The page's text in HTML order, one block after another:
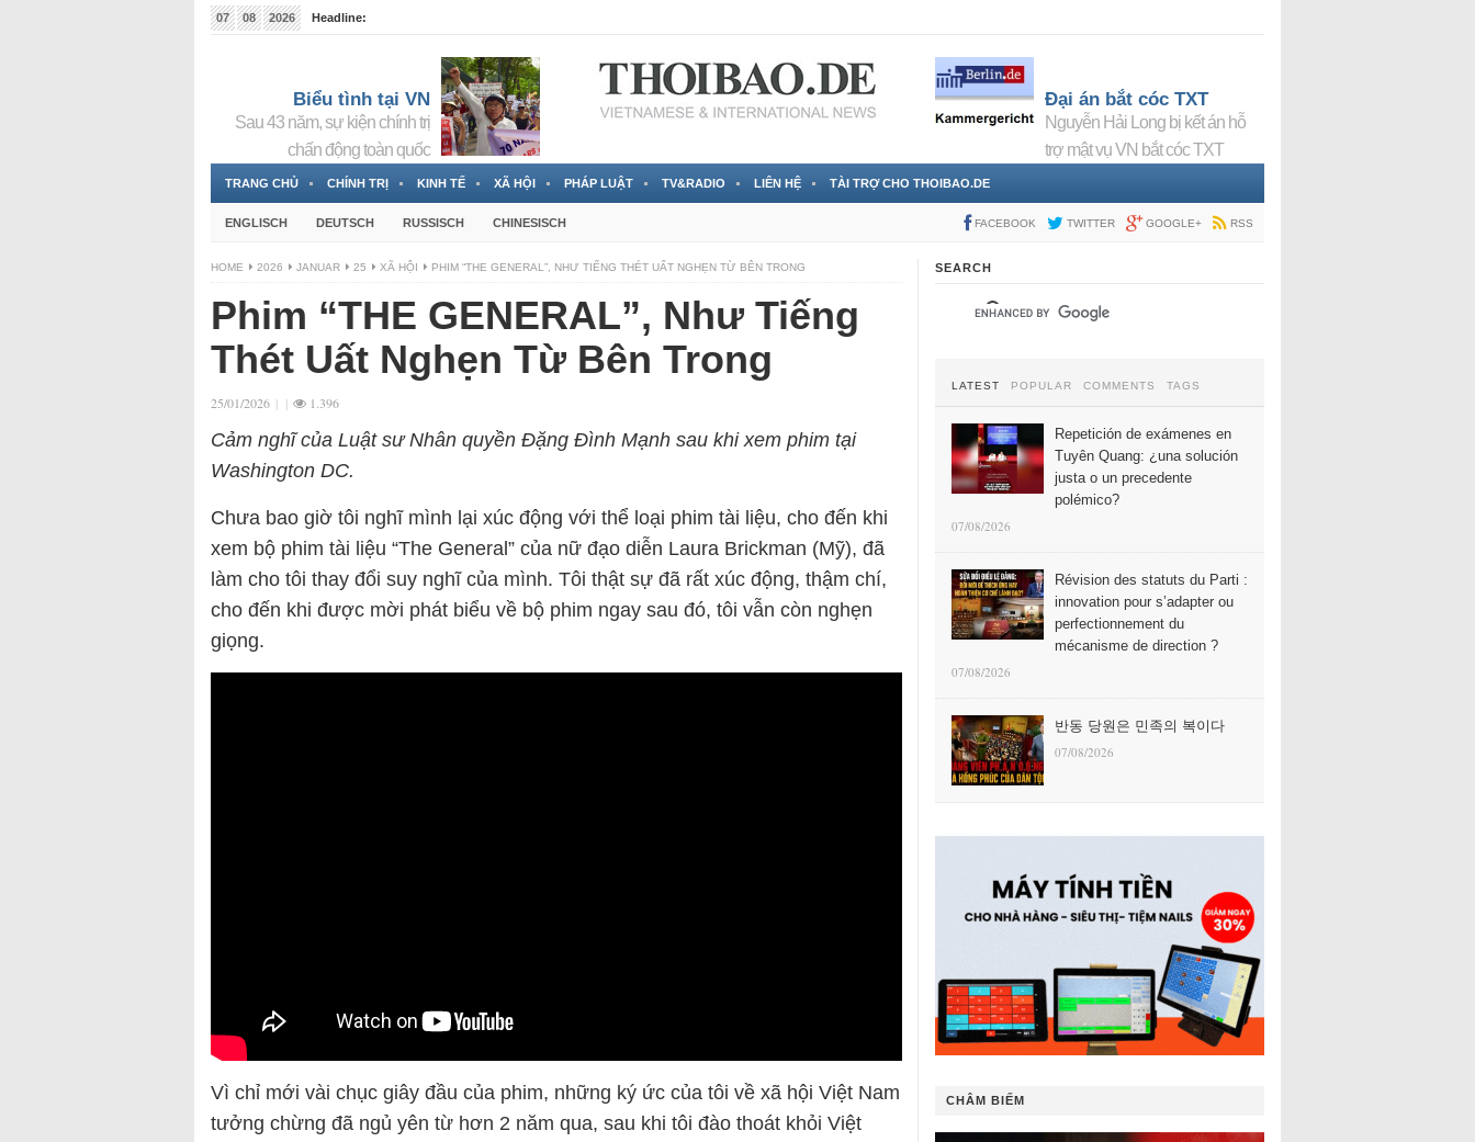
07 08 2026
Headline:
Biểu tình tại VN
Sau 43 năm, sự kiện chính trị
chấn động toàn quốc
Đại án bắt cóc TXT
Nguyễn Hải Long bị kết án hỗ
trợ mật vụ VN bắt cóc TXT
TRANG CHỦ CHÍNH TRỊ KINH TẾ XÃ HỘI PHÁP LUẬT TV&RADIO LIÊN HỆ TÀI TRỢ CHO THOIBAO.DE
ENGLISCH DEUTSCH RUSSISCH CHINESISCH FACEBOOK TWITTER GOOGLE+ RSS
HOME 2026 JANUAR 25 XÃ HỘI PHIM “THE GENERAL”, NHƯ TIẾNG THÉT UẤT NGHẸN TỪ BÊN TRONG
Phim “THE GENERAL”, Như Tiếng
Thét Uất Nghẹn Từ Bên Trong
25/01/2026 | | 1.396
Cảm nghĩ của Luật sư Nhân quyền Đặng Đình Mạnh sau khi xem phim tại
Washington DC.
Chưa bao giờ tôi nghĩ mình lại xúc động với thể loại phim tài liệu, cho đến khi
xem bộ phim tài liệu “The General” của nữ đạo diễn Laura Brickman (Mỹ), đã
làm cho tôi thay đổi suy nghĩ của mình. Tôi thật sự đã rất xúc động, thậm chí,
cho đến khi được mời phát biểu về bộ phim ngay sau đó, tôi vẫn còn nghẹn
giọng.
Vì chỉ mới vài chục giây đầu của phim, những ký ức của tôi về xã hội Việt Nam
tưởng chừng đã ngủ yên từ hơn 2 năm qua, sau khi tôi đào thoát khỏi Việt
SEARCH
LATEST POPULAR COMMENTS TAGS
Repetición de exámenes en
Tuyên Quang: ¿una solución
justa o un precedente
polémico?
07/08/2026
Révision des statuts du Parti :
innovation pour s’adapter ou
perfectionnement du
mécanisme de direction ?
07/08/2026
반동 당원은 민족의 복이다
07/08/2026
CHÂM BIẾM